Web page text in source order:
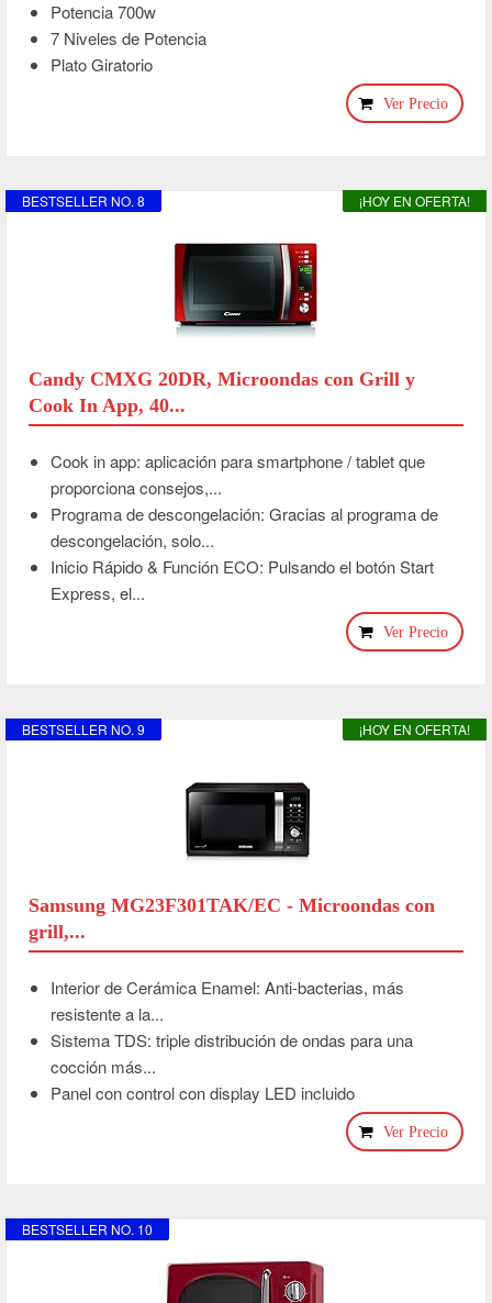
Potencia 700w
7 Niveles de Potencia
Plato Giratorio
Ver Precio
¡HOY EN OFERTA!
BESTSELLER NO. 8
Candy CMXG 20DR, Microondas con Grill y
Cook In App, 40...
Cook in app: aplicación para smartphone / tablet que
proporciona consejos,...
Programa de descongelación: Gracias al programa de
descongelación, solo...
Inicio Rápido & Función ECO: Pulsando el botón Start
Express, el...
Ver Precio
¡HOY EN OFERTA!
BESTSELLER NO. 9
Samsung MG23F301TAK/EC - Microondas con
grill,...
Interior de Cerámica Enamel: Anti-bacterias, más
resistente a la...
Sistema TDS: triple distribución de ondas para una
cocción más...
Panel con control con display LED incluido
Ver Precio
BESTSELLER NO. 10